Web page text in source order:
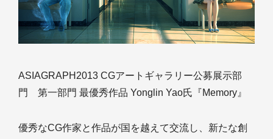
ASIAGRAPH2013 CGアートギャラリー公募展示部
門 第一部門 最優秀作品 Yonglin Yao氏『Memory』
優秀なCG作家と作品が国を越えて交流し、新たな創